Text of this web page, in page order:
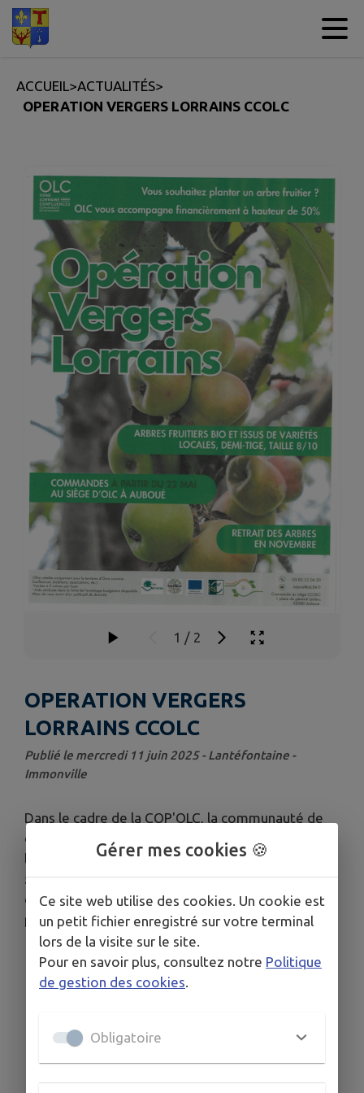
Contenu
ACCUEIL>ACTUALITÉS>
OPERATION VERGERS LORRAINS CCOLC
1 / 2
OPERATION VERGERS
LORRAINS CCOLC
Publié le mercredi 11 juin 2025 - Lantéfontaine -
Immonville
Dans le cadre de la COP'OLC, la communauté de
communes Orne Lorraine Confluences lance
l’
Opération Vergers Lorrains: bénéficiez de
50 % de réductionsur l’achat d’un arbre fruitier
demi-tige local et biologique (cerisier, pommier,
prunier, mirabellier ou noyer).
Informations pratiques :
Prix :32,50 € l’arbre (au lieu de 65 €)
Gérer mes cookies 🍪
Ce site web utilise des cookies. Un cookie est
un petit fichier enregistré sur votre terminal
lors de la visite sur le site.
Pour en savoir plus, consultez notre Politique
de gestion des cookies
Obligatoire